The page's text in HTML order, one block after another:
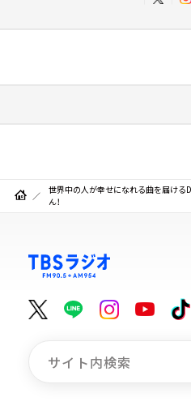
世界中の人が幸せになれる曲を届ける
ん！